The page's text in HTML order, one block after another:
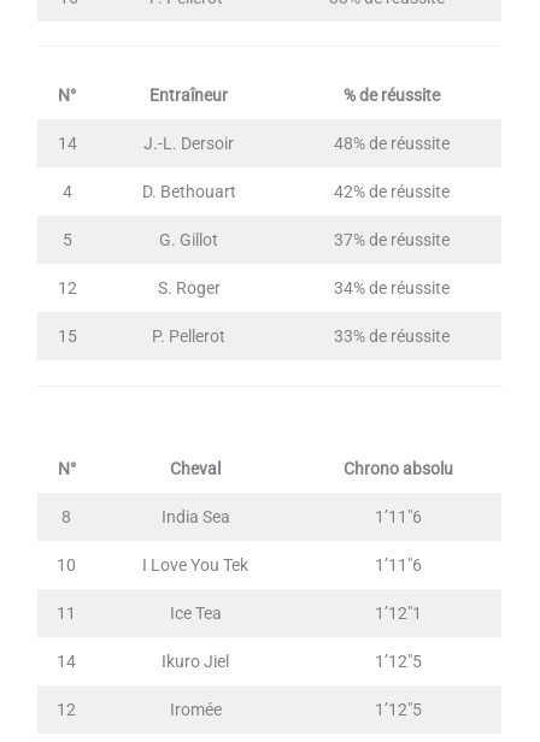
N° Entraîneur % de réussite
14 J.-L. Dersoir 48% de réussite
4 D. Bethouart 42% de réussite
5 G. Gillot 37% de réussite
12 S. Roger 34% de réussite
15 P. Pellerot 33% de réussite
N° Cheval Chrono absolu
8 India Sea 1’11″6
10 I Love You Tek 1’11″6
11 Ice Tea 1’12″1
14 Ikuro Jiel 1’12″5
12 Iromée 1’12″5